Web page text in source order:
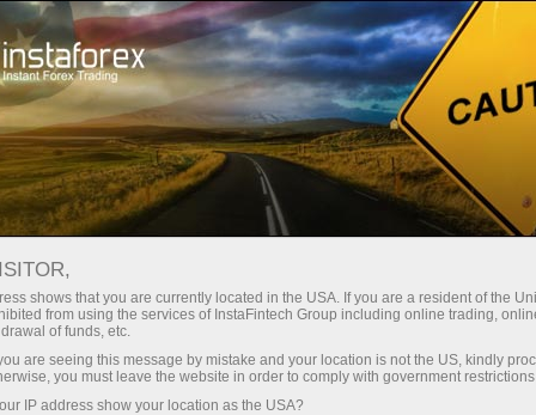
سر فہرست تلاش:
MetaTrader
Mobile
, بونس کریپٹو کرنسی ڈیمو اکاؤنٹ
shows that you are currently located in the USA. If you are a resident of the
from using the services of InstaFintech Group including online trading,
of funds, etc.
are seeing this message by mistake and your location is not the US, kindly
you must leave the website in order to comply with government
IP address show your location as the USA?